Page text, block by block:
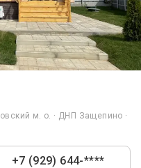
м. о. · ДНП Защепино ·
+7 (929) 644-****